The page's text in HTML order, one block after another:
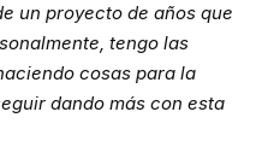
un proyecto de años que
tengo las
cosas para la
dando más con esta